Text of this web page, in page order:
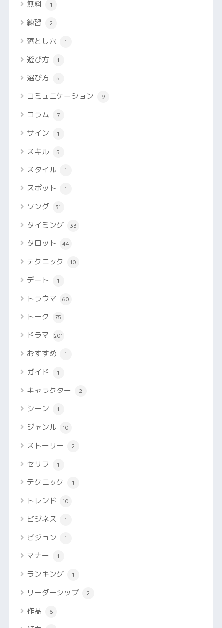
無料 1
練習 2
落とし穴 1
遊び方 1
選び方 5
コミュニケーション 9
コラム 7
サイン 1
スキル 5
スタイル 1
スポット 1
ソング 31
タイミング 33
タロット 44
テクニック 10
デート 1
トラウマ 60
トーク 75
ドラマ 201
おすすめ 1
ガイド 1
キャラクター 2
シーン 1
ジャンル 10
ストーリー 2
セリフ 1
テクニック 1
トレンド 10
ビジネス 1
ビジョン 1
マナー 1
ランキング 1
リーダーシップ 2
作品 6